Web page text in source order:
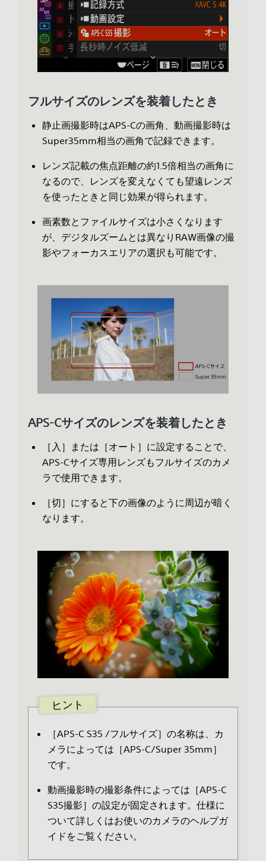
フルサイズのレンズを装着したとき
静止画撮影時はAPS-Cの画角、動画撮影時は
Super35mm相当の画角で記録できます。
レンズ記載の焦点距離の約1.5倍相当の画角に
なるので、レンズを変えなくても望遠レンズ
を使ったときと同じ効果が得られます。
画素数とファイルサイズは小さくなります
が、デジタルズームとは異なりRAW画像の撮
影やフォーカスエリアの選択も可能です。
APS-Cサイズのレンズを装着したとき
［入］または［オート］に設定することで、
APS-Cサイズ専用レンズもフルサイズのカメ
ラで使用できます。
［切］にすると下の画像のように周辺が暗く
なります。
ヒント
［APS-C S35 /フルサイズ］の名称は、カ
メラによっては［APS-C/Super 35mm］
です。
動画撮影時の撮影条件によっては［APS-C
S35撮影］の設定が固定されます。仕様に
ついて詳しくはお使いのカメラのヘルプガ
イドをご覧ください。